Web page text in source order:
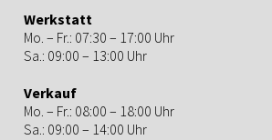
Werkstatt
Mo. – Fr.: 07:30 – 17:00 Uhr
Sa.: 09:00 – 13:00 Uhr
Verkauf
Mo. – Fr.: 08:00 – 18:00 Uhr
Sa.: 09:00 – 14:00 Uhr